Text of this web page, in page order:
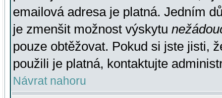
emailová adresa je platná. Jedním
je zmenšit možnost výskytu
pouze obtěžovat. Pokud si jste jisti,
použili je platná, kontaktujte
Návrat nahoru